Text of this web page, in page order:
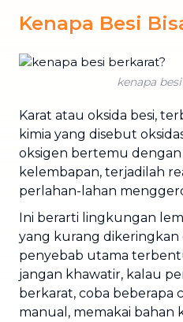
Kenapa Besi
kenapa
Karat atau oksida besi,
kimia yang disebut
oksigen bertemu dengan
kelembapan, terjadilah
perlahan-lahan
Ini berarti lingkungan
yang kurang dikeringkan
penyebab utama
jangan khawatir, kalau
berkarat, coba beberapa
manual, memakai bahan